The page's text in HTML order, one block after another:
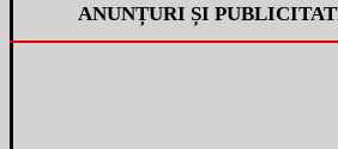
ANUNȚURI ȘI